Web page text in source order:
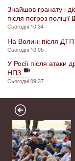
Знайшов гранату і
після погроз поліції
Сьогодні 10:34
На Волині після ДТП
Сьогодні 10:05
У Росії після атаки
НПЗ
Сьогодні 09:37